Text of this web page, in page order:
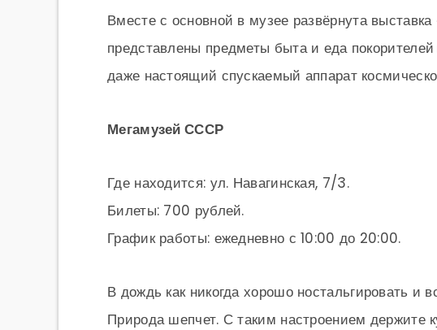
Вместе с основной в музее развёрнута
представлены предметы быта и еда
даже настоящий спускаемый аппарат
Мегамузей СССР
Где находится: ул. Навагинская, 7/3.
Билеты: 700 рублей.
График работы: ежедневно с 10:00 до 20:00.
В дождь как никогда хорошо ностальгировать и
Природа шепчет. С таким настроением держите